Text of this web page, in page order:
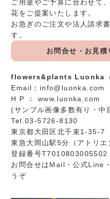
ご用途やご予算に合わせて
花をご提案いたします。
お急ぎのご注文や法人請求
す。
お問合せ・お見積
flowers&plants Luonka（
Email： info@luonka.com
H P ： www.luonka.com
(サンプル画像多数有り・中
Tel.03-5726-8130
東京都大田区北千束1-35-7
東急大岡山駅5分（アトリエ
登録番号T7010803005502
お問合せはMail ・公式Line
うぞ